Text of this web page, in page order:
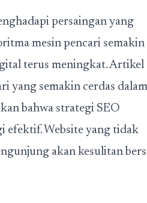
persaingan yang
mesin pencari semakin
terus meningkat. Artikel
yang semakin cerdas dalam
bahwa strategi SEO
efektif. Website yang tidak
akan kesulitan